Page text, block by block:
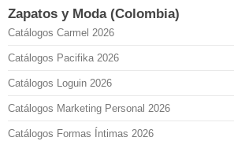
Zapatos y Moda (Colombia)
Catálogos Carmel 2026
Catálogos Pacifika 2026
Catálogos Loguin 2026
Catálogos Marketing Personal 2026
Catálogos Formas Íntimas 2026